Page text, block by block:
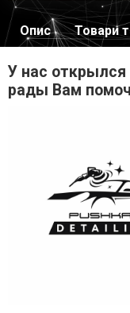
Опис Товари
У нас
рады Вам